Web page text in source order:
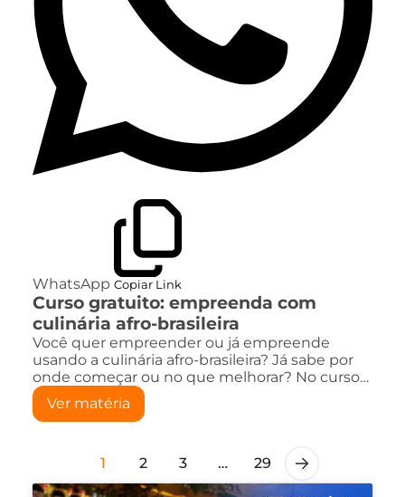
WhatsApp Copiar Link
Curso gratuito: empreenda com
culinária afro-brasileira
Você quer empreender ou já empreende
usando a culinária afro-brasileira? Já sabe por
onde começar ou no que melhorar? No curso…
Ver matéria
1 2 3 … 29